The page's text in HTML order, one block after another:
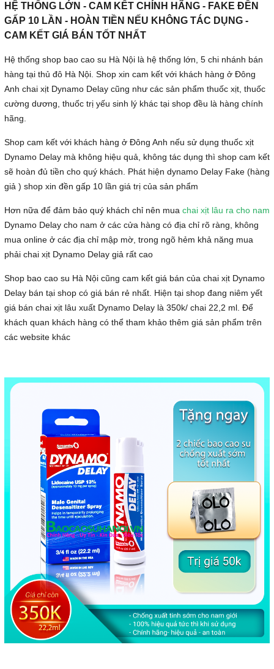
HỆ THỐNG LỚN - CAM KẾT CHÍNH HÃNG - FAKE ĐỀN
GẤP 10 LẦN - HOÀN TIỀN NẾU KHÔNG TÁC DỤNG -
CAM KẾT GIÁ BÁN TỐT NHẤT
Hệ thống shop bao cao su Hà Nội là hệ thống lớn, 5 chi nhánh bán
hàng tại thủ đô Hà Nội. Shop xin cam kết với khách hàng ở Đông
Anh chai xịt Dynamo Delay cũng như các sản phẩm thuốc xịt, thuốc
cường dương, thuốc trị yếu sinh lý khác tại shop đều là hàng chính
hãng.
Shop cam kết với khách hàng ở Đông Anh nếu sử dụng thuốc xịt
Dynamo Delay mà không hiệu quả, không tác dụng thì shop cam kết
sẽ hoàn đủ tiền cho quý khách. Phát hiện dynamo Delay Fake (hàng
giả ) shop xin đền gấp 10 lần giá trị của sản phẩm
Hơn nữa để đảm bảo quý khách chỉ nên mua chai xịt lâu ra cho nam
Dynamo Delay cho nam ở các cửa hàng có địa chỉ rõ ràng, không
mua online ở các địa chỉ mập mờ, trong ngõ hẻm khả năng mua
phải chai xịt Dynamo Delay giả rất cao
Shop bao cao su Hà Nội cũng cam kết giá bán của chai xịt Dynamo
Delay bán tại shop có giá bán rẻ nhất. Hiện tại shop đang niêm yết
giá bán chai xịt lâu xuất Dynamo Delay là 350k/ chai 22,2 ml. Để
khách quan khách hàng có thể tham khảo thêm giá sản phẩm trên
các website khác